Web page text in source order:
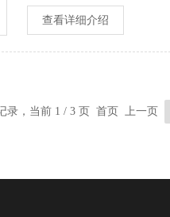
查看详细介绍
录，当前 1 / 3 页 首页 上一页